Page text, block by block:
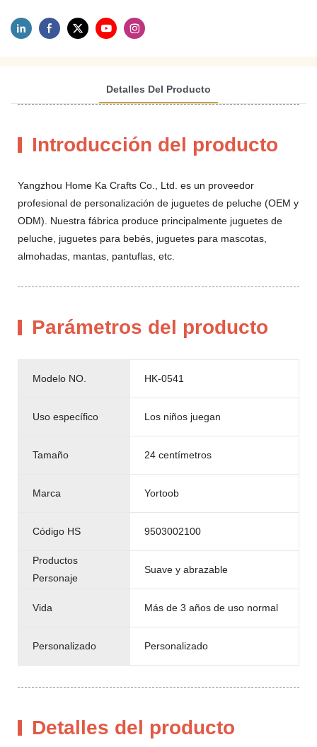
Detalles Del Producto
Introducción del producto
Yangzhou Home Ka Crafts Co., Ltd. es un proveedor
profesional de personalización de juguetes de peluche (OEM y
ODM). Nuestra fábrica produce principalmente juguetes de
peluche, juguetes para bebés, juguetes para mascotas,
almohadas, mantas, pantuflas, etc.
Parámetros del producto
Modelo NO. HK-0541
Uso específico Los niños juegan
Tamaño 24 centímetros
Marca Yortoob
Código HS 9503002100
Productos
Personaje
Suave y abrazable
Vida Más de 3 años de uso normal
Personalizado Personalizado
Detalles del producto